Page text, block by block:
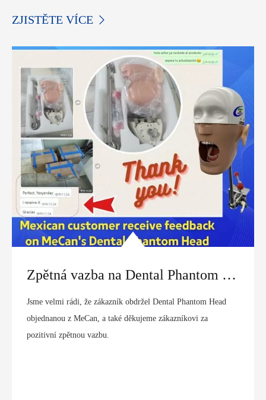
ZJISTĚTE VÍCE
Zpětná vazba na Dental Phantom Head od mexického zákazníka | MeCan Medical
Jsme velmi rádi, že zákazník obdržel Dental Phantom Head
objednanou z MeCan, a také děkujeme zákazníkovi za
pozitivní zpětnou vazbu.